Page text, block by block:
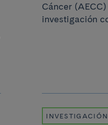
Cáncer
investigación
INVESTIGACIÓN